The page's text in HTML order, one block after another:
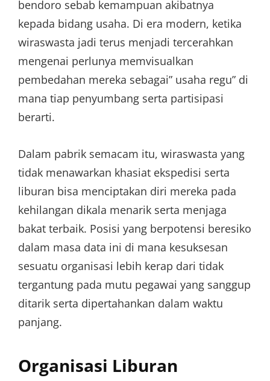
bendoro sebab kemampuan akibatnya
kepada bidang usaha. Di era modern, ketika
wiraswasta jadi terus menjadi tercerahkan
mengenai perlunya memvisualkan
pembedahan mereka sebagai” usaha regu” di
mana tiap penyumbang serta partisipasi
berarti.
Dalam pabrik semacam itu, wiraswasta yang
tidak menawarkan khasiat ekspedisi serta
liburan bisa menciptakan diri mereka pada
kehilangan dikala menarik serta menjaga
bakat terbaik. Posisi yang berpotensi beresiko
dalam masa data ini di mana kesuksesan
sesuatu organisasi lebih kerap dari tidak
tergantung pada mutu pegawai yang sanggup
ditarik serta dipertahankan dalam waktu
panjang.
Organisasi Liburan